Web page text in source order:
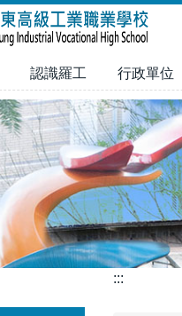
認識羅工 行政單位
:::